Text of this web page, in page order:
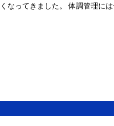
なってきました。 体調管理に